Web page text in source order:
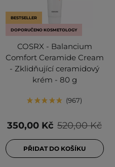
BESTSELLER
DOPORUČENO KOSMETOLOGY
COSRX - Balancium
Comfort Ceramide Cream
- Zklidňující ceramidový
krém - 80 g
967
520,00 Kč
350,00 Kč
PŘIDAT DO KOŠÍKU